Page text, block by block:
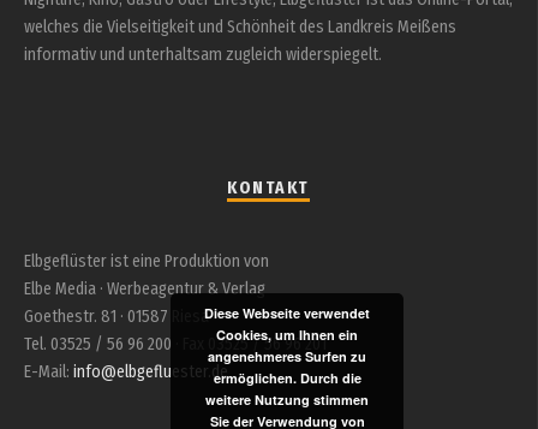
welches die Vielseitigkeit und Schönheit des Landkreis Meißens
informativ und unterhaltsam zugleich widerspiegelt.
KONTAKT
Elbgeflüster ist eine Produktion von
Elbe Media · Werbeagentur & Verlag
Goethestr. 81 · 01587 Riesa
Tel. 03525 / 56 96 200 · Fax 03525 / 56 96 201
E-Mail: info@elbgefluester.de
Diese Webseite verwendet
Cookies, um Ihnen ein
angenehmeres Surfen zu
ermöglichen. Durch die
weitere Nutzung stimmen
Sie der Verwendung von